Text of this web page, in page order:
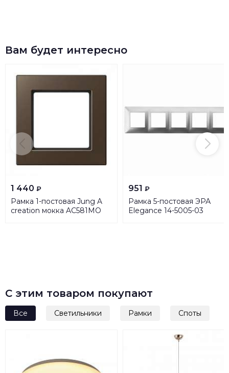
Вам будет интересно
1 440 ₽
Рамка 1-постовая Jung A
creation мокка AC581MO
951 ₽
Рамка 5-постовая ЭРА
Elegance 14-5005-03
С этим товаром покупают
Все Светильники Рамки Споты